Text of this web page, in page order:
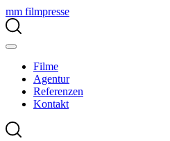
mm filmpresse
Filme
Agentur
Referenzen
Kontakt